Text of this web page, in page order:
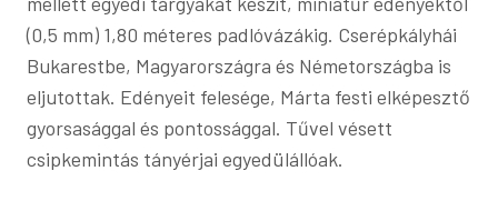
(0,5 mm) 1,80 méteres padlóvázákig. Cserépkályhái
Bukarestbe, Magyarországra és Németországba is
eljutottak. Edényeit felesége, Márta festi elképesztő
gyorsasággal és pontossággal. Tűvel vésett
csipkemintás tányérjai egyedülállóak.